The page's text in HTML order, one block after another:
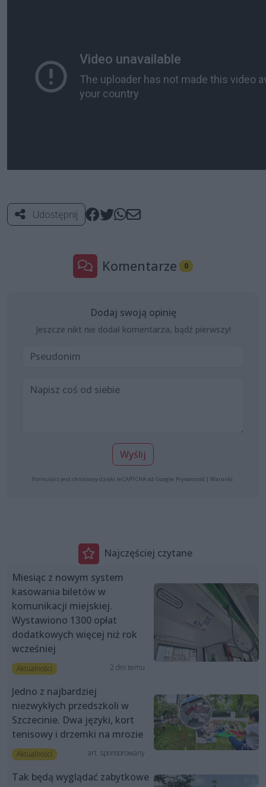
Udostępnij
Komentarze 0
Dodaj swoją opinię
Jeszcze nikt nie dodał komentarza, bądź pierwszy!
Wyślij
Formularz jest chroniony dzięki reCAPTCHA od Google: Prywatność | Warunki
Najczęściej czytane
Miesiąc z nowym system
kasowania biletów w
komunikacji miejskiej.
Wystawiono 1300 opłat
dodatkowych więcej niż rok
wcześniej
Aktualności 2 dni temu
Jedno z najbardziej
niezwykłych przedszkoli w
Szczecinie. Dwa języki, kort
tenisowy i drzemki na mrozie
Aktualności art. sponsorowany
Tak będą wyglądać zabytkowe